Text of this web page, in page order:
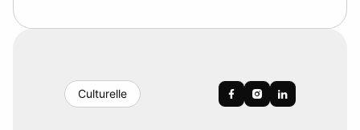
Culturelle